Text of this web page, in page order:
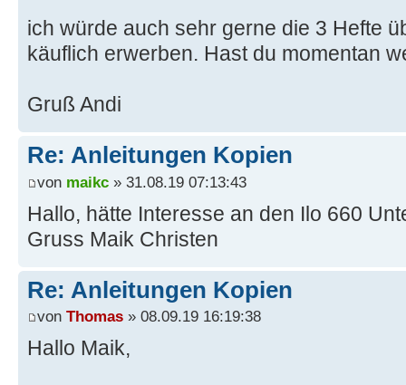
ich würde auch sehr gerne die 3 Hefte
käuflich erwerben. Hast du momentan
Gruß Andi
Re: Anleitungen Kopien
von maikc » 31.08.19 07:13:43
Hallo, hätte Interesse an den Ilo 660
Gruss Maik Christen
Re: Anleitungen Kopien
von Thomas » 08.09.19 16:19:38
Hallo Maik,